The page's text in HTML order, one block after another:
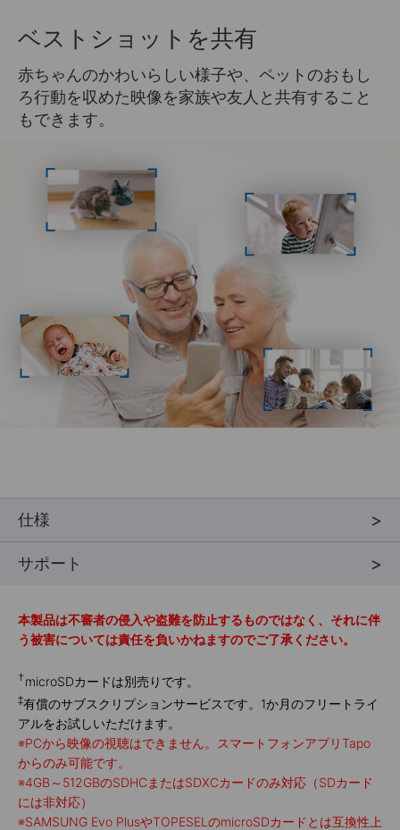
ベストショットを共有
赤ちゃんのかわいらしい様子や、ペットのおもし
ろ行動を収めた映像を家族や友人と共有すること
もできます。
仕様
サポート
本製品は不審者の侵入や盗難を防止するものではなく、それに伴
う被害については責任を負いかねますのでご了承ください。
†microSDカードは別売りです。
‡有償のサブスクリプションサービスです。1か月のフリートライ
アルをお試しいただけます。
※PCから映像の視聴はできません。スマートフォンアプリTapo
からのみ可能です。
※4GB～512GBのSDHCまたはSDXCカードのみ対応（SDカード
には非対応）
※SAMSUNG Evo PlusやTOPESELのmicroSDカードとは互換性上